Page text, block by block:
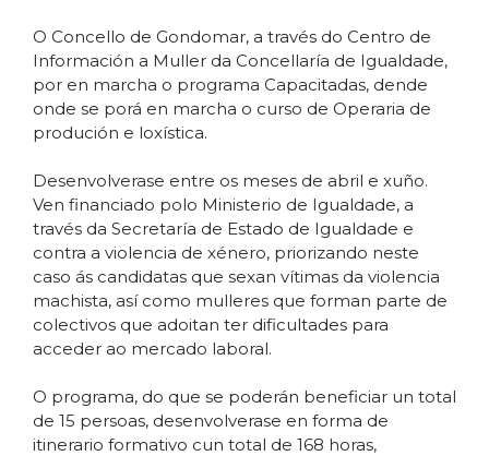
O Concello de Gondomar, a través do Centro de
Información a Muller da Concellaría de Igualdade,
por en marcha o programa Capacitadas, dende
onde se porá en marcha o curso de Operaria de
produción e loxística.
Desenvolverase entre os meses de abril e xuño.
Ven financiado polo Ministerio de Igualdade, a
través da Secretaría de Estado de Igualdade e
contra a violencia de xénero, priorizando neste
caso ás candidatas que sexan vítimas da violencia
machista, así como mulleres que forman parte de
colectivos que adoitan ter dificultades para
acceder ao mercado laboral.
O programa, do que se poderán beneficiar un total
de 15 persoas, desenvolverase en forma de
itinerario formativo cun total de 168 horas,